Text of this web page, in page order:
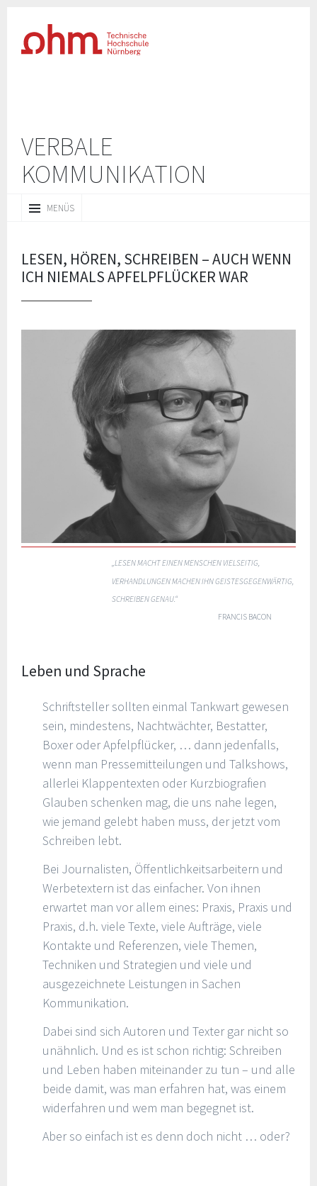
VERBALE
KOMMUNIKATION
MENÜS
INHALT
LESEN, HÖREN, SCHREIBEN – AUCH WENN
ICH NIEMALS APFELPFLÜCKER WAR
„LESEN MACHT EINEN MENSCHEN VIELSEITIG,
VERHANDLUNGEN MACHEN IHN GEISTESGEGENWÄRTIG,
SCHREIBEN GENAU.“
FRANCIS BACON
Leben und Sprache
Schriftsteller sollten einmal Tankwart gewesen
sein, mindestens, Nachtwächter, Bestatter,
Boxer oder Apfelpflücker, … dann jedenfalls,
wenn man Pressemitteilungen und Talkshows,
allerlei Klappentexten oder Kurzbiografien
Glauben schenken mag, die uns nahe legen,
wie jemand gelebt haben muss, der jetzt vom
Schreiben lebt.
Bei Journalisten, Öffentlichkeitsarbeitern und
Werbetextern ist das einfacher. Von ihnen
erwartet man vor allem eines: Praxis, Praxis und
Praxis, d.h. viele Texte, viele Aufträge, viele
Kontakte und Referenzen, viele Themen,
Techniken und Strategien und viele und
ausgezeichnete Leistungen in Sachen
Kommunikation.
Dabei sind sich Autoren und Texter gar nicht so
unähnlich. Und es ist schon richtig: Schreiben
und Leben haben miteinander zu tun – und alle
beide damit, was man erfahren hat, was einem
widerfahren und wem man begegnet ist.
Aber so einfach ist es denn doch nicht … oder?